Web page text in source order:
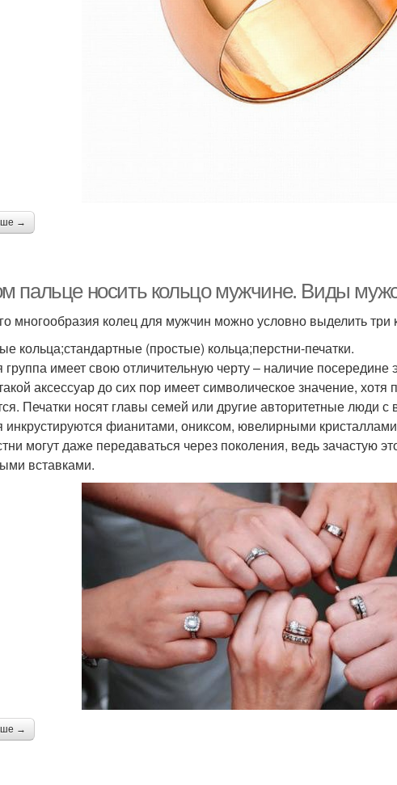
→
пальце носить кольцо мужчине. Виды
многообразия колец для мужчин можно условно выделить три
кольца;стандартные (простые) кольца;перстни-печатки.
группа имеет свою отличительную черту – наличие
аксессуар до сих пор имеет символическое значение,
Печатки носят главы семей или другие авторитетные люди
инкрустируются фианитами, ониксом, ювелирными
могут даже передаваться через поколения, ведь зачастую
вставками.
→